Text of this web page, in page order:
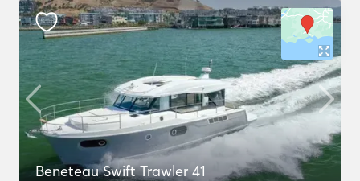
Beneteau Swift Trawler 41